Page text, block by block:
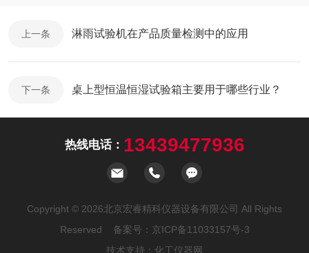
上一条 淋雨试验机在产品质量检测中的应用
下一条 桌上型恒温恒湿试验箱主要用于哪些行业？
热线电话： 13439477936
Copyright © 2026北京宏睿精科仪器设备有限公司 All Rights
Reserved 备案号： 京ICP备11033157号-3
技术支持： 化工仪器网